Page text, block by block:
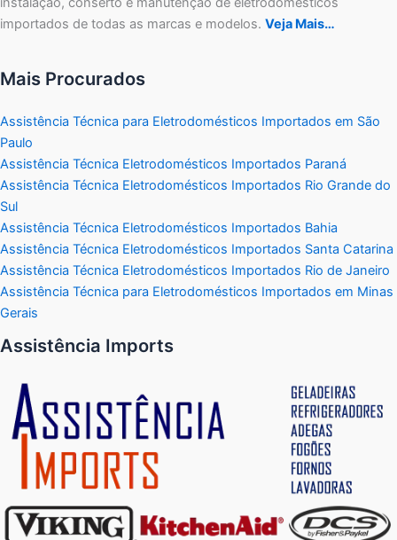
importados de todas as marcas e modelos. Veja Mais…
Mais Procurados
Assistência Técnica para Eletrodomésticos Importados em São
Paulo
Assistência Técnica Eletrodomésticos Importados Paraná
Assistência Técnica Eletrodomésticos Importados Rio Grande do
Sul
Assistência Técnica Eletrodomésticos Importados Bahia
Assistência Técnica Eletrodomésticos Importados Santa Catarina
Assistência Técnica Eletrodomésticos Importados Rio de Janeiro
Assistência Técnica para Eletrodomésticos Importados em Minas
Gerais
Assistência Imports